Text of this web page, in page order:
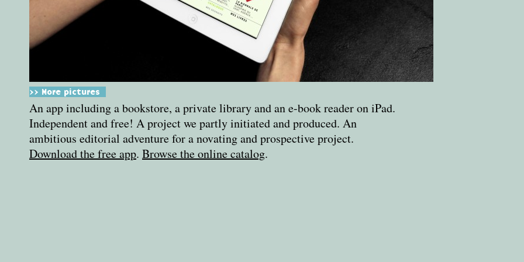
>> More pictures
An app including a bookstore, a private library and an e-book reader on iPad.
Independent and free! A project we partly initiated and produced. An
ambitious editorial adventure for a novating and prospective project.
Download the free app. Browse theonline catalog.